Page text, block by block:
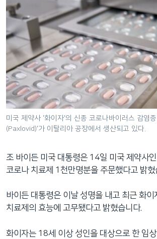
로
이
동
메
인
네
비
게
이
션
으
색
으
이
언어 선택
미국 제약사 '화이자'의 신종 코로나바이러스 감염
(Paxlovid)'가 이탈리아 공장에서 생산되고 있다.
조 바이든 미국 대통령은 14일 미국 제약사
코로나 치료제 1천만명분을 주문했다고 밝혔
바이든 대통령은 이날 성명을 내고 최근 화이
치료제의 효능에 고무됐다고 밝혔습니다.
화이자는 18세 이상 성인을 대상으로 한 임